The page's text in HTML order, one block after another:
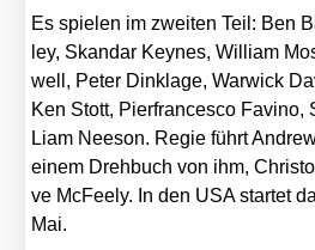
Es spie­len im zwei­ten Teil: Ben
ley, Skan­dar Keynes, Wil­liam
well, Peter Din­kla­ge, War­wick
Ken Stott, Pier­fran­ces­co Favi­no,
Liam Nee­son. Regie führt
einem Dreh­buch von ihm,
ve McFee­ly. In den USA star­tet
Mai.